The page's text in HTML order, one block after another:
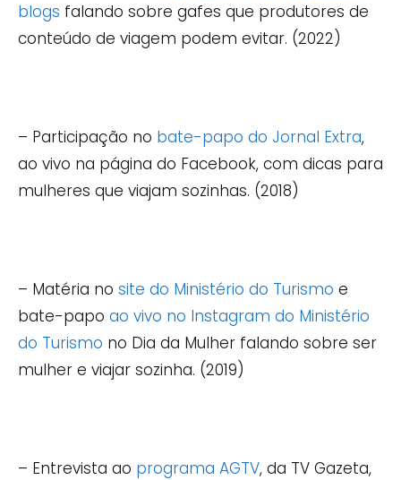
blogs falando sobre gafes que produtores de
conteúdo de viagem podem evitar. (2022)
– Participação no bate-papo do Jornal Extra,
ao vivo na página do Facebook, com dicas para
mulheres que viajam sozinhas. (2018)
– Matéria no site do Ministério do Turismo e
bate-papo ao vivo no Instagram do Ministério
do Turismo no Dia da Mulher falando sobre ser
mulher e viajar sozinha. (2019)
– Entrevista ao programa AGTV, da TV Gazeta,